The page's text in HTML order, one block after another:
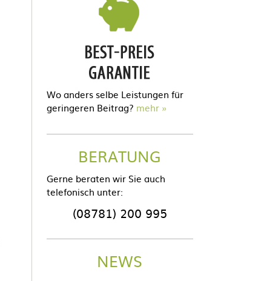
Wo anders selbe Leistungen für
geringeren Beitrag? mehr
BERATUNG
Gerne beraten wir Sie auch
telefonisch unter:
(08781) 200 995
NEWS